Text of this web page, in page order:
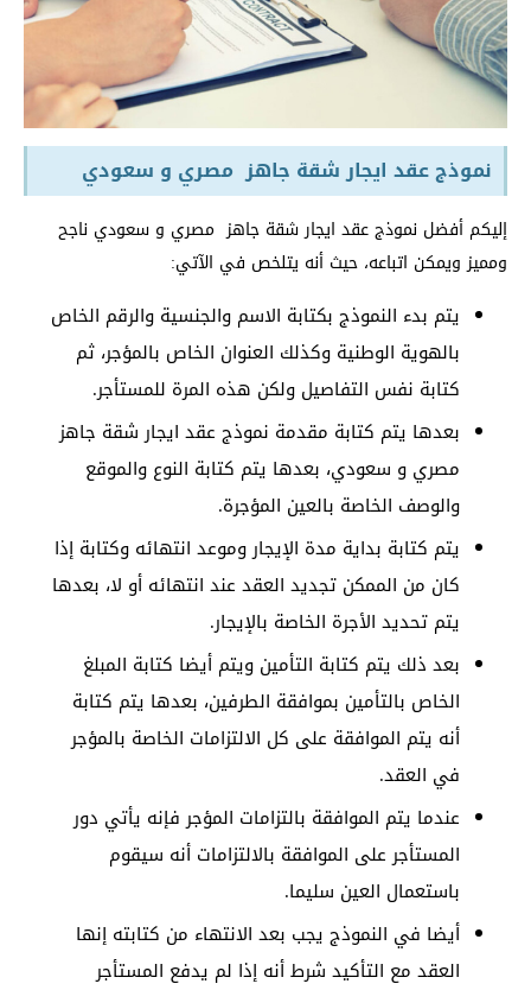
نموذج عقد ايجار شقة جاهز مصري و سعودي
إليكم أفضل نموذج عقد ايجار شقة جاهز مصري و سعودي ناجح
ومميز ويمكن اتباعه، حيث أنه يتلخص في الآتي:
يتم بدء النموذج بكتابة الاسم والجنسية والرقم الخاص
بالهوية الوطنية وكذلك العنوان الخاص بالمؤجر، ثم
كتابة نفس التفاصيل ولكن هذه المرة للمستأجر.
بعدها يتم كتابة مقدمة نموذج عقد ايجار شقة جاهز
مصري و سعودي، بعدها يتم كتابة النوع والموقع
والوصف الخاصة بالعين المؤجرة.
يتم كتابة بداية مدة الإيجار وموعد انتهائه وكتابة إذا
كان من الممكن تجديد العقد عند انتهائه أو لا، بعدها
يتم تحديد الأجرة الخاصة بالإيجار.
بعد ذلك يتم كتابة التأمين ويتم أيضا كتابة المبلغ
الخاص بالتأمين بموافقة الطرفين، بعدها يتم كتابة
أنه يتم الموافقة على كل الالتزامات الخاصة بالمؤجر
في العقد.
عندما يتم الموافقة بالتزامات المؤجر فإنه يأتي دور
المستأجر على الموافقة بالالتزامات أنه سيقوم
باستعمال العين سليما.
أيضا في النموذج يجب بعد الانتهاء من كتابته إنها
العقد مع التأكيد شرط أنه إذا لم يدفع المستأجر